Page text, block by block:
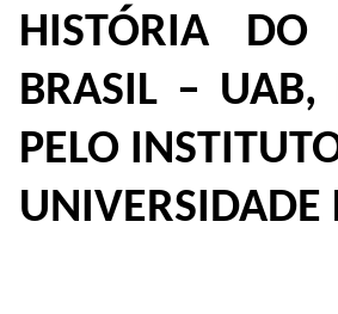
HISTÓRIA DO
BRASIL – UAB,
PELO
UNIVERSIDADE